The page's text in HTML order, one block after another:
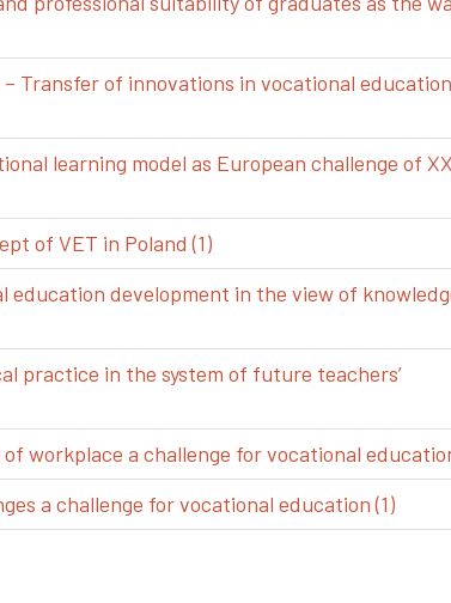
Transfer of innovations in vocational
learning model as European challenge of
of VET in Poland (1)
education development in the view of
practice in the system of future teachers’
workplace a challenge for vocational
a challenge for vocational education (1)